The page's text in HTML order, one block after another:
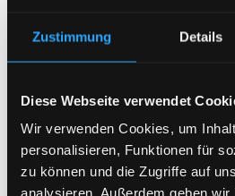
Zustimmung Details
Diese Webseite verwendet
Wir verwenden Cookies, um
personalisieren, Funktionen für
zu können und die Zugriffe auf
analysieren. Außerdem geben
von
diese
von